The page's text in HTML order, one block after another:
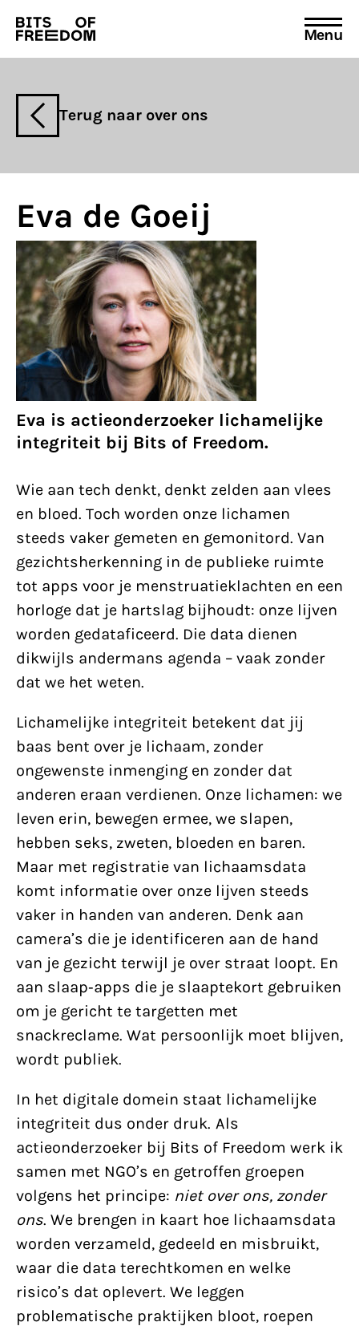
Search
for:
Menu
Terug naar over ons
Eva de Goeij
Eva is actieonderzoeker lichamelijke
integriteit bij Bits of Freedom.
Wie aan tech denkt, denkt zelden aan vlees
en bloed. Toch worden onze lichamen
steeds vaker gemeten en gemonitord. Van
gezichtsherkenning in de publieke ruimte
tot apps voor je menstruatieklachten en een
horloge dat je hartslag bijhoudt: onze lijven
worden gedataficeerd. Die data dienen
dikwijls andermans agenda – vaak zonder
dat we het weten.
Lichamelijke integriteit betekent dat jij
baas bent over je lichaam, zonder
ongewenste inmenging en zonder dat
anderen eraan verdienen. Onze lichamen: we
leven erin, bewegen ermee, we slapen,
hebben seks, zweten, bloeden en baren.
Maar met registratie van lichaamsdata
komt informatie over onze lijven steeds
vaker in handen van anderen. Denk aan
camera’s die je identificeren aan de hand
van je gezicht terwijl je over straat loopt. En
aan slaap‑apps die je slaaptekort gebruiken
om je gericht te targetten met
snackreclame. Wat persoonlijk moet blijven,
wordt publiek.
In het digitale domein staat lichamelijke
integriteit dus onder druk. Als
actieonderzoeker bij Bits of Freedom werk ik
samen met NGO’s en getroffen groepen
volgens het principe: niet over ons, zonder
ons. We brengen in kaart hoe lichaamsdata
worden verzameld, gedeeld en misbruikt,
waar die data terechtkomen en welke
risico’s dat oplevert. We leggen
problematische praktijken bloot, roepen